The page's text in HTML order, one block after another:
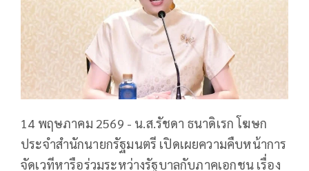
14 พฤษภาคม 2569 - น.ส.รัชดา ธนาดิเรก โฆษก
ประจำสำนักนายกรัฐมนตรี เปิดเผยความคืบหน้าการ
จัดเวทีหารือร่วมระหว่างรัฐบาลกับภาคเอกชน เรื่อง